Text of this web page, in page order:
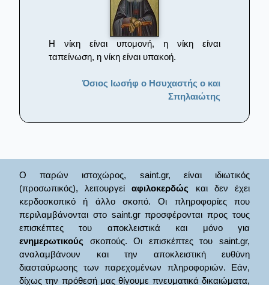
Η νίκη είναι υπομονή, η νίκη είναι
ταπείνωση, η νίκη είναι υπακοή.
Όσιος Ιωσήφ ο Ησυχαστής ο και
Σπηλαιώτης
Ο παρών ιστοχώρος, saint.gr, είναι ιδιωτικός
(προσωπικός), λειτουργείαφιλοκερδώς και δεν έχει
κερδοσκοπικό ή άλλο σκοπό. Οι πληροφορίες που
περιλαμβάνονται στο saint.gr προσφέρονται προς τους
επισκέπτες του αποκλειστικά και μόνο για
ενημερωτικούς σκοπούς. Οι επισκέπτες του saint.gr,
αναλαμβάνουν και την αποκλειστική ευθύνη
διασταύρωσης των παρεχομένων πληροφοριών. Εάν,
δίχως την πρόθεσή μας θίγουμε πνευματικά δικαιώματα,